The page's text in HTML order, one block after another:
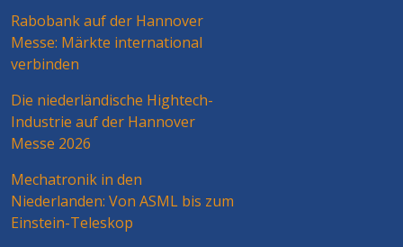
Rabobank auf der Hannover
Messe: Märkte international
verbinden
Die niederländische Hightech-
Industrie auf der Hannover
Messe 2026
Mechatronik in den
Niederlanden: Von ASML bis zum
Einstein-Teleskop